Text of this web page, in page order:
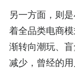
另一方面，则
着全品类电商
渐转向潮玩、
减少，曾经的用